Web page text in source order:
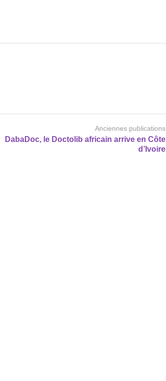
Anciennes publications
DabaDoc, le Doctolib africain arrive en Côte
d’Ivoire